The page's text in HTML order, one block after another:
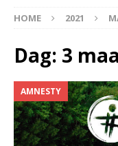
HOME 2021
Dag: 3
AMNESTY